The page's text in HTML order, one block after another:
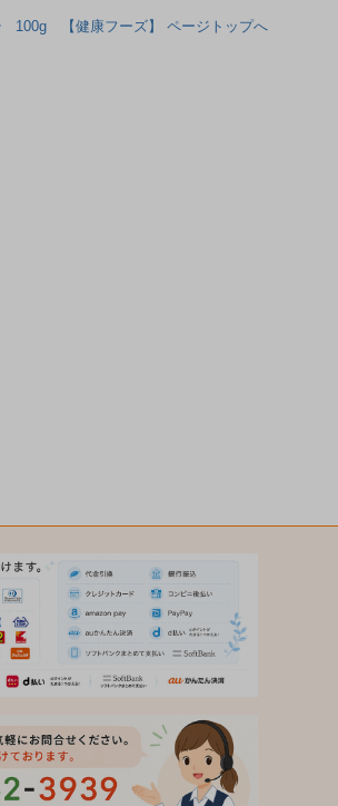
100g 【健康フーズ】 ページトップへ